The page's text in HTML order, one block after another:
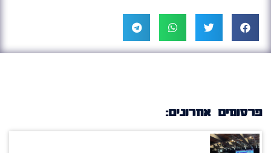
פרסומים אחרונים: